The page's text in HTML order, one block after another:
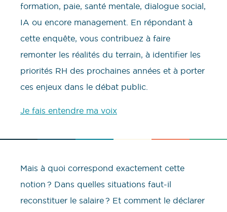
formation, paie, santé mentale, dialogue social,
IA ou encore management. En répondant à
cette enquête, vous contribuez à faire
remonter les réalités du terrain, à identifier les
priorités RH des prochaines années et à porter
ces enjeux dans le débat public.
Je fais entendre ma voix
Mais à quoi correspond exactement cette
notion ? Dans quelles situations faut-il
reconstituer le salaire ? Et comment le déclarer